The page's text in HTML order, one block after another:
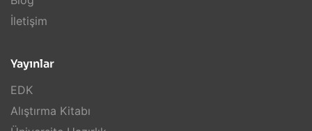
İletişim
Yayınlar
EDK
Alıştırma Kitabı